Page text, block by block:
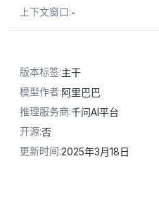
上下文窗口:-
版本标签:主干
模型作者:阿里巴巴
推理服务商:千问AI平台
开源:否
更新时间:2025年3月18日